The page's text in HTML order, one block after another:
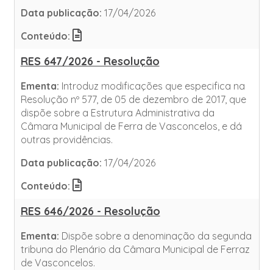
Data publicação: 17/04/2026
Conteúdo:
RES 647/2026 - Resolução
Ementa: Introduz modificações que especifica na
Resolução nº 577, de 05 de dezembro de 2017, que
dispõe sobre a Estrutura Administrativa da
Câmara Municipal de Ferra de Vasconcelos, e dá
outras providências.
Data publicação: 17/04/2026
Conteúdo:
RES 646/2026 - Resolução
Ementa: Dispõe sobre a denominação da segunda
tribuna do Plenário da Câmara Municipal de Ferraz
de Vasconcelos.